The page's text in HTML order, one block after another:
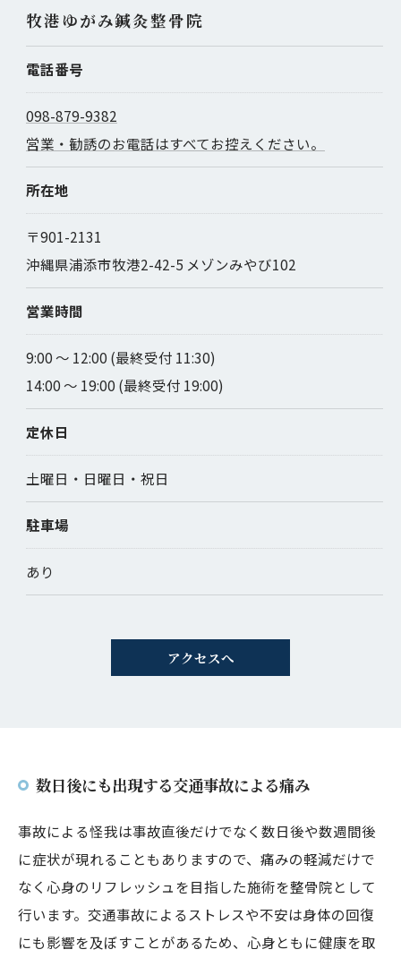
牧港ゆがみ鍼灸整骨院
電話番号
098-879-9382
営業・勧誘のお電話はすべてお控えください。
所在地
〒901-2131
沖縄県浦添市牧港2-42-5 メゾンみやび102
営業時間
9:00 ～ 12:00 (最終受付 11:30)
14:00 ～ 19:00 (最終受付 19:00)
定休日
土曜日・日曜日・祝日
駐車場
あり
アクセスへ
数日後にも出現する交通事故による痛み
事故による怪我は事故直後だけでなく数日後や数週間後
に症状が現れることもありますので、痛みの軽減だけで
なく心身のリフレッシュを目指した施術を整骨院として
行います。交通事故によるストレスや不安は身体の回復
にも影響を及ぼすことがあるため、心身ともに健康を取